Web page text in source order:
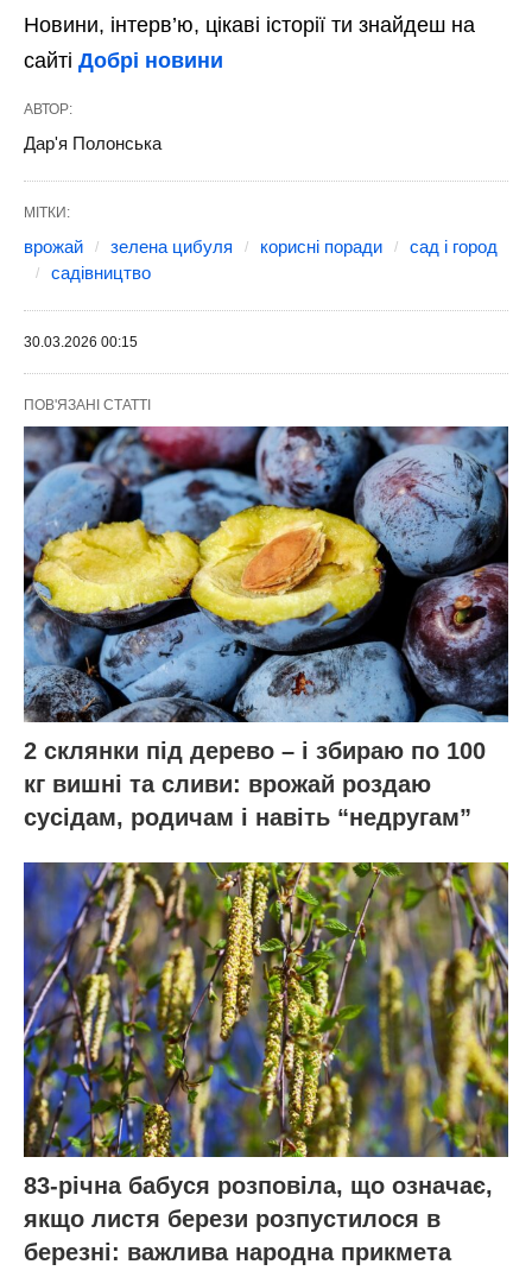
Новини, інтерв’ю, цікаві історії ти знайдеш на
сайті Добрі новини
АВТОР:
Дар'я Полонська
МІТКИ:
врожай зелена цибуля корисні поради
сад і город
садівництво
30.03.2026 00:15
ПОВ'ЯЗАНІ СТАТТІ
2 склянки під дерево – і збираю по 100
кг вишні та сливи: врожай роздаю
сусідам, родичам і навіть “недругам”
83-річна бабуся розповіла, що означає,
якщо листя берези розпустилося в
березні: важлива народна прикмета